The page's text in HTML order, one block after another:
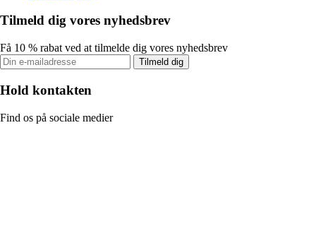
Tilmeld dig vores nyhedsbrev
Få 10 % rabat ved at tilmelde dig vores nyhedsbrev
Tilmeld dig
Hold kontakten
Find os på sociale medier